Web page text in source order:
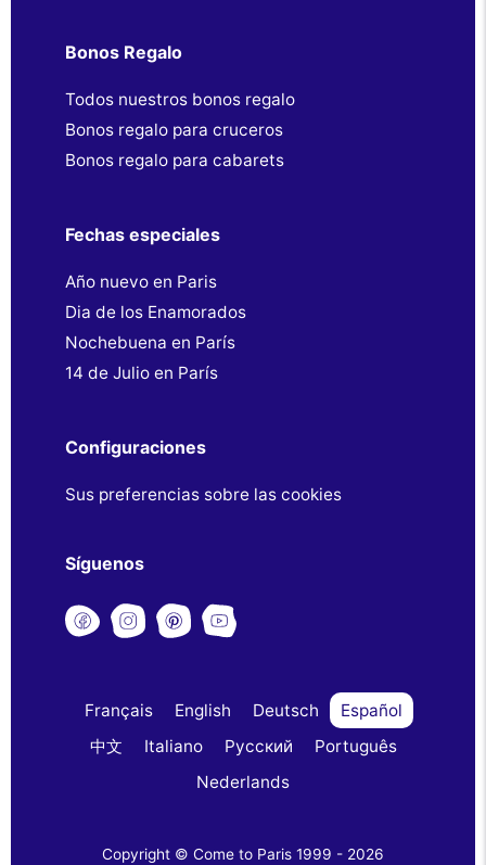
Bonos Regalo
Todos nuestros bonos regalo
Bonos regalo para cruceros
Bonos regalo para cabarets
Fechas especiales
Año nuevo en Paris
Dia de los Enamorados
Nochebuena en París
14 de Julio en París
Configuraciones
Sus preferencias sobre las cookies
Síguenos
Français English Deutsch
Español
中文
Italiano Русский
Português
Nederlands
Copyright © Come to Paris 1999 - 2026